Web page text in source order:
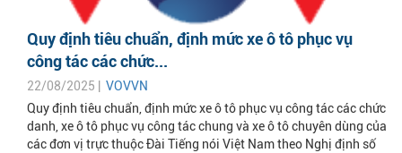
Quy định tiêu chuẩn, định mức xe ô tô phục vụ
công tác các chức...
22/08/2025 | VOVVN
Quy định tiêu chuẩn, định mức xe ô tô phục vụ công tác các chức
danh, xe ô tô phục vụ công tác chung và xe ô tô chuyên dùng của
các đơn vị trực thuộc Đài Tiếng nói Việt Nam theo Nghị định số